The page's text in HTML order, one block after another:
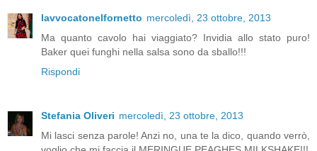
lavvocatonelfornetto mercoledì, 23 ottobre, 2013
Ma quanto cavolo hai viaggiato? Invidia allo stato puro!
Baker quei funghi nella salsa sono da sballo!!!
Rispondi
Stefania Oliveri mercoledì, 23 ottobre, 2013
Mi lasci senza parole! Anzi no, una te la dico, quando verrò,